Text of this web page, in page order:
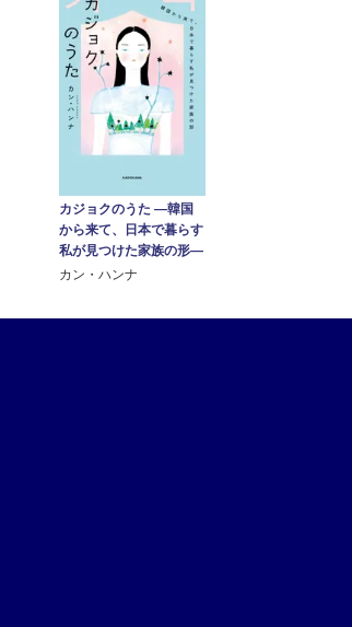
カジョクのうた ―韓国
から来て、日本で暮らす
私が見つけた家族の形―
カン・ハンナ